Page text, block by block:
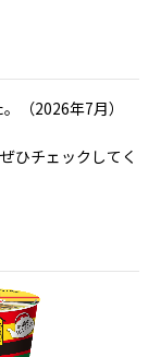
（2026年7月）
ひチェックしてく